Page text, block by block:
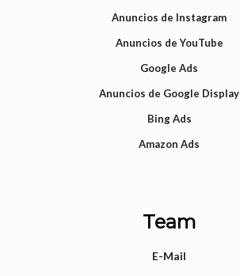
Anuncios de Instagram
Anuncios de YouTube
Google Ads
Anuncios de Google Display
Bing Ads
Amazon Ads
Team
E-Mail